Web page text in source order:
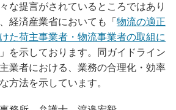
な提言がされているところではあり
経済産業省においても「 物流の適正
た荷主事業者・物流事業者の取組に
」を示しております。同ガイドライン
業者における、業務の合理化・効率
方法を示しています。